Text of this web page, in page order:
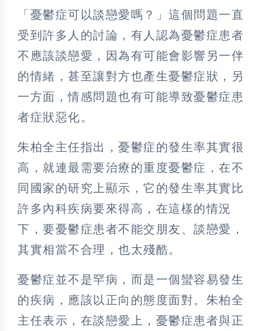
「憂鬱症可以談戀愛嗎？」這個問題一直
受到許多人的討論，有人認為憂鬱症患者
不應該談戀愛，因為有可能會影響另一伴
的情緒，甚至讓對方也產生憂鬱症狀，另
一方面，情感問題也有可能導致憂鬱症患
者症狀惡化。
朱柏全主任指出，憂鬱症的發生率其實很
高，就連最需要治療的重度憂鬱症，在不
同國家的研究上顯示，它的發生率其實比
許多內科疾病要來得高，在這樣的情況
下，要憂鬱症患者不能交朋友、談戀愛，
其實相當不合理，也太殘酷。
憂鬱症並不是罕病，而是一個蠻容易發生
的疾病，應該以正向的態度面對。朱柏全
主任表示，在談戀愛上，憂鬱症患者與正